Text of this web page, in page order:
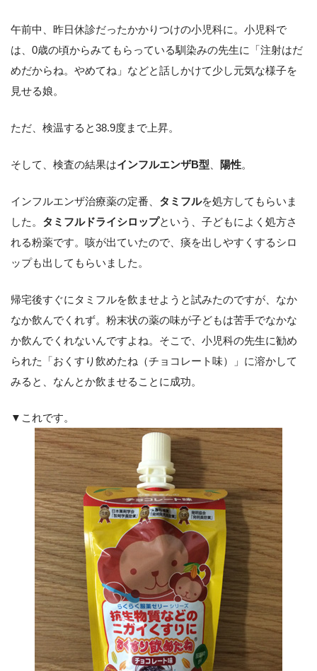
午前中、昨日休診だったかかりつけの小児科に。小児科で
は、0歳の頃からみてもらっている馴染みの先生に「注射はだ
めだからね。やめてね」などと話しかけて少し元気な様子を
見せる娘。
ただ、検温すると38.9度まで上昇。
そして、検査の結果はインフルエンザB型 陽性。
インフルエンザ治療薬の定番、 タミフルを処方してもらいま
した。 タミフルドライシロップという、子どもによく処方さ
れる粉薬です。咳が出ていたので、痰を出しやすくするシロ
ップも出してもらいました。
帰宅後すぐにタミフルを飲ませようと試みたのですが、なか
なか飲んでくれず。粉末状の薬の味が子どもは苦手でなかな
か飲んでくれないんですよね。そこで、小児科の先生に勧め
られた「おくすり飲めたね（チョコレート味）」に溶かして
みると、なんとか飲ませることに成功。
▼これです。